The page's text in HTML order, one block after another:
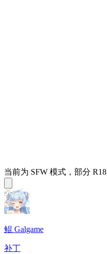
当前为 SFW 模式，部分
鲲 Galgame
补丁